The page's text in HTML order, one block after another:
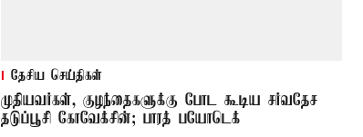
தேசிய செய்திகள்
முதியவர்கள், குழந்தைகளுக்கு போட கூடிய சர்வதேச
தடுப்பூசி கோவேக்சின்; பாரத் பயோடெக்